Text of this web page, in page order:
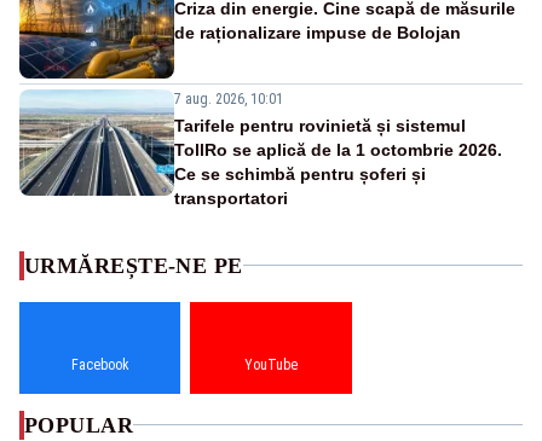
Criza din energie. Cine scapă de măsurile
de raționalizare impuse de Bolojan
7 aug. 2026, 10:01
Tarifele pentru rovinietă și sistemul
TollRo se aplică de la 1 octombrie 2026.
Ce se schimbă pentru șoferi și
transportatori
URMĂREȘTE-NE PE
Facebook YouTube
POPULAR